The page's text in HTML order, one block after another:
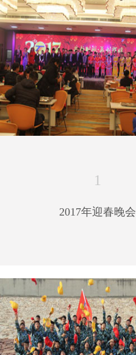
1
2017年迎春晚会